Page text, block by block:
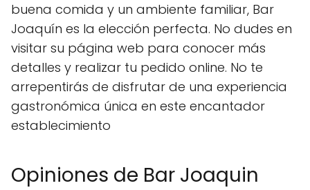
buena comida y un ambiente familiar, Bar
Joaquín es la elección perfecta. No dudes en
visitar su página web para conocer más
detalles y realizar tu pedido online. No te
arrepentirás de disfrutar de una experiencia
gastronómica única en este encantador
establecimiento
Opiniones de Bar Joaquin